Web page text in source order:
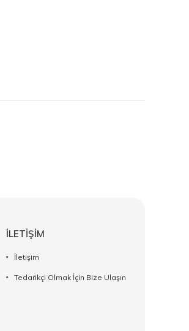
İLETİŞİM
İletişim
Tedarikçi Olmak İçin Bize Ulaşın